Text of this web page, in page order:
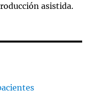
asistida.